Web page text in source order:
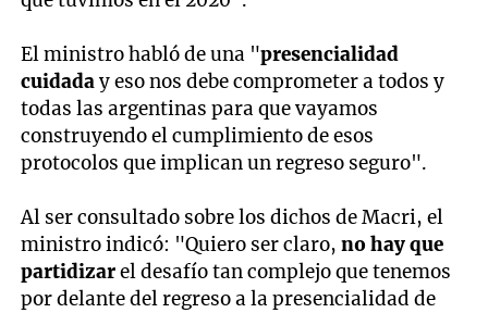
El ministro habló de una "presencialidad
cuidaday eso nos debe comprometer a todos y
todas las argentinas para que vayamos
construyendo el cumplimiento de esos
protocolos que implican un regreso seguro".
Al ser consultado sobre los dichos de Macri, el
ministro indicó: "Quiero ser claro,no hay que
partidizarel desafío tan complejo que tenemos
por delante del regreso a la presencialidad de